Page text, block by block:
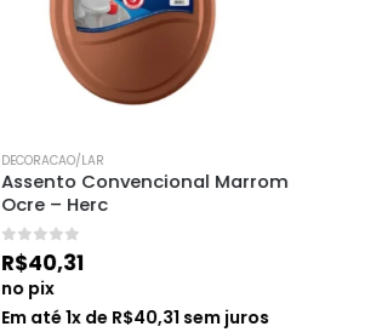
DECORACAO/LAR
Assento Convencional Marrom
Ocre – Herc
0de 5
R$40,31
no pix
Em até1x de R$40,31sem juros